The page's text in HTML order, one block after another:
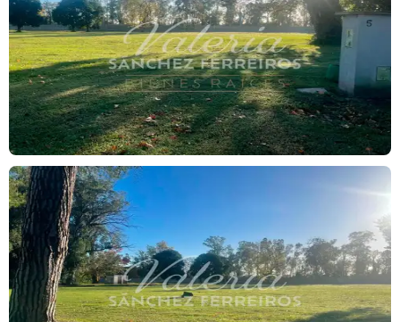
Cuenta con:
* 11 barrios con 713 lotes residenciales
* Lotes de 750 a 1500 m²
* Condominios de 2, 3 y 4 ambientes
* Club House
* Hotel con Spa Sheraton
* Gimnasio
* Waterpark
* Pool bar y piscinas
* Dos bares
* Vistas privilegiadas al polo, lagos y bosques